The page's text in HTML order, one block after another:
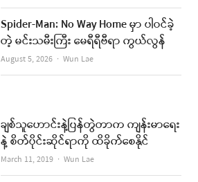
Spider-Man: No Way Home မှာ ပါဝင်ခဲ့
တဲ့ မင်းသမီးကြီး မေရီရီဗီရာ ကွယ်လွန်
August 5, 2026 Author
Wun Lae
ချစ်သူဟောင်းနဲ့ပြန်တွဲတာက ကျန်းမာရေး
နဲ့ စိတ်ပိုင်းဆိုင်ရာကို ထိခိုက်စေနိုင်
March 11, 2019 Author
Wun Lae